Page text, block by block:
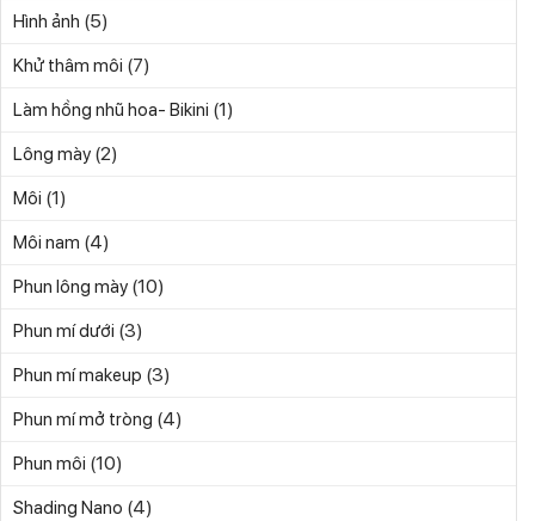
Hình ảnh (5)
Khử thâm môi (7)
Làm hồng nhũ hoa- Bikini (1)
Lông mày (2)
Môi (1)
Môi nam (4)
Phun lông mày (10)
Phun mí dưới (3)
Phun mí makeup (3)
Phun mí mở tròng (4)
Phun môi (10)
Shading Nano (4)